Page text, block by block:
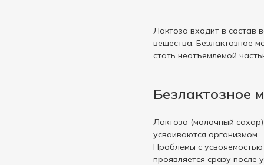
Лактоза входит в состав
вещества. Безлактозное
стать неотъемлемой
Безлактозное
Лактоза (молочный
усваиваются организмом.
Проблемы с
проявляется сразу после